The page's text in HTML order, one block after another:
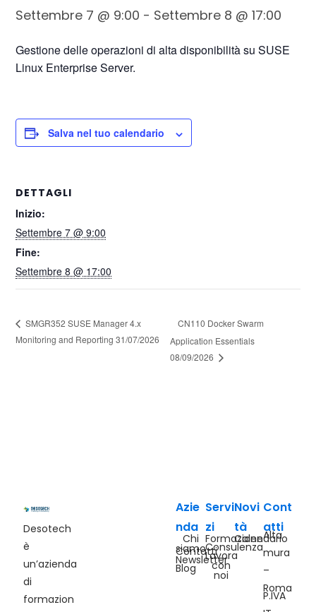
Settembre 7 @ 9:00 - Settembre 8 @ 17:00
Gestione delle operazioni di alta disponibilità su SUSE
Linux Enterprise Server.
Salva nel tuo calendario
DETTAGLI
Inizio:
Settembre 7 @ 9:00
Fine:
Settembre 8 @ 17:00
SMGR352 SUSE Manager 4.x
Monitoring and Reporting 31/07/2026
CN110 Docker Swarm
Application Essentials
08/09/2026
Desotech
è
un’azienda
di
formazion
Azie
nda
Chi
siamo
Contatti
Newsletter
Blog
Servi
zi
Formazione
Consulenza
Lavora
con
noi
Novi
tà
Calendario
Cont
atti
Alta
mura
–
Roma
P.IVA